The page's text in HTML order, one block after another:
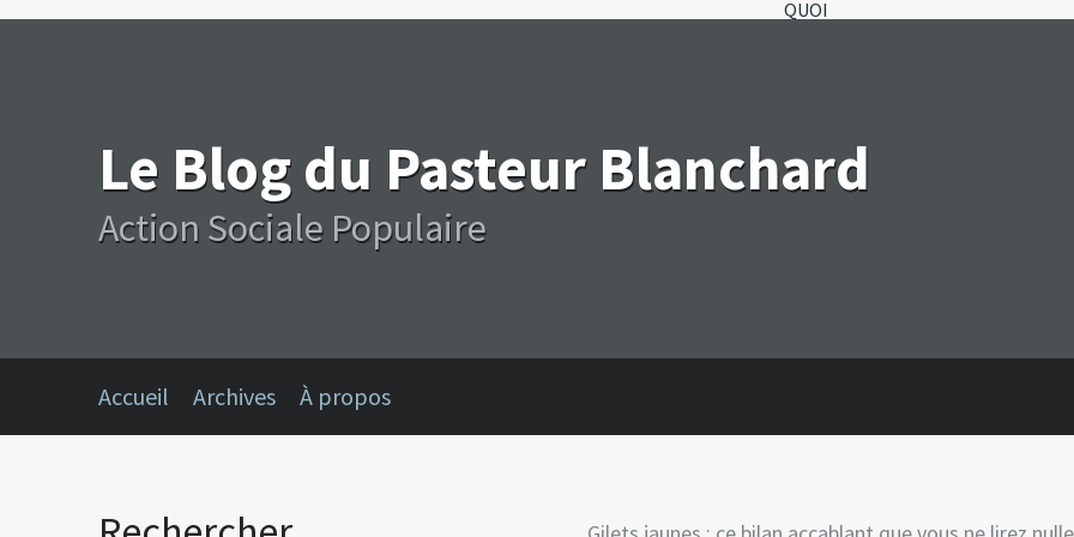
QUOI
Le Blog du Pasteur Blanchard
Action Sociale Populaire
Accueil Archives À propos